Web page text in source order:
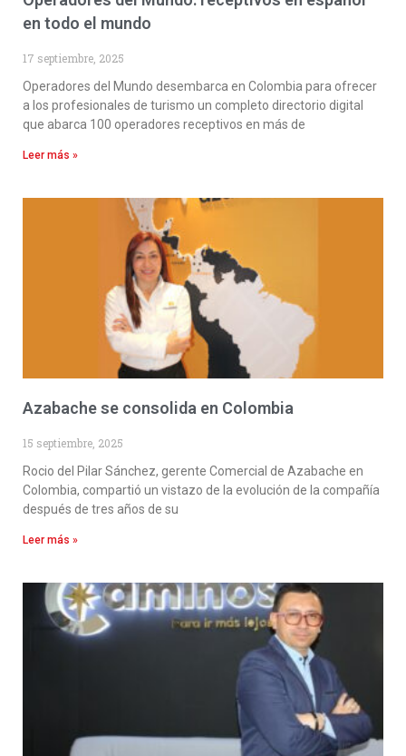
en todo el mundo
17 septiembre, 2025
Operadores del Mundo desembarca en Colombia para ofrecer
a los profesionales de turismo un completo directorio digital
que abarca 100 operadores receptivos en más de
Leer más »
Azabache se consolida en Colombia
15 septiembre, 2025
Rocio del Pilar Sánchez, gerente Comercial de Azabache en
Colombia, compartió un vistazo de la evolución de la compañía
después de tres años de su
Leer más »